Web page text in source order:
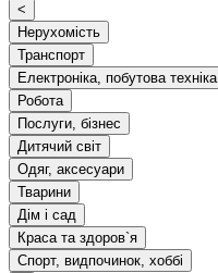
<
Нерухомість
Транспорт
Електроніка, побутова техніка
Робота
Послуги, бізнес
Дитячий світ
Одяг, аксесуари
Тварини
Дім і сад
Краса та здоров`я
Спорт, видпочинок, хоббі